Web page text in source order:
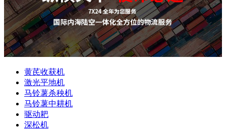
黄芪收获机
激光平地机
马铃薯杀秧机
马铃薯中耕机
驱动耙
深松机